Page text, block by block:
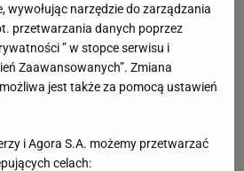
Uważaj i poznaj znaki
po dantejskich
Nie było prowokacji
wywołując narzędzie do zarządzania
przetwarzania danych poprzez
” w stopce serwisu i
Zaawansowanych”. Zmiana
jest także za pomocą ustawień
i Agora S.A. możemy przetwarzać
celach: